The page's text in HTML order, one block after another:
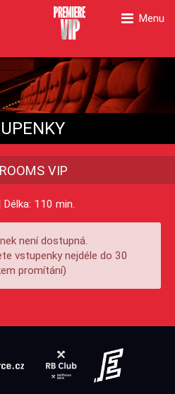
Menu
VIP
110 min.
není dostupná.
vstupenky nejdéle do 30
promítání)